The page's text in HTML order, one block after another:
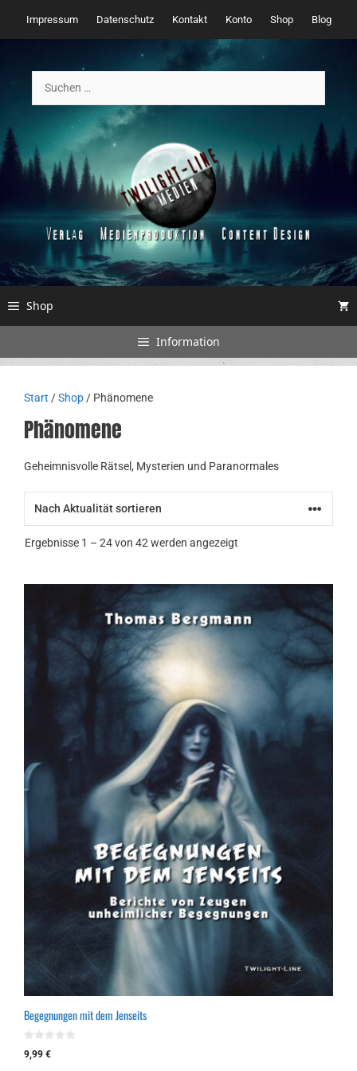
Inhalt
springen
Impressum Datenschutz Kontakt Konto Shop Blog
nach:
Shop
Information
Start /Shop/ Phänomene
Phänomene
Geheimnisvolle Rätsel, Mysterien und Paranormales
Ergebnisse 1 – 24 von 42 werden angezeigt
Begegnungen mit dem Jenseits
0
v
9,99 €